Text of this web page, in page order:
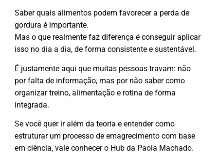
Saber quais alimentos podem favorecer a perda de
gordura é importante.
Mas o que realmente faz diferença é conseguir aplicar
isso no dia a dia, de forma consistente e sustentável.
É justamente aqui que muitas pessoas travam: não
por falta de informação, mas por não saber como
organizar treino, alimentação e rotina de forma
integrada.
Se você quer ir além da teoria e entender como
estruturar um processo de emagrecimento com base
em ciência, vale conhecer o Hub da Paola Machado.